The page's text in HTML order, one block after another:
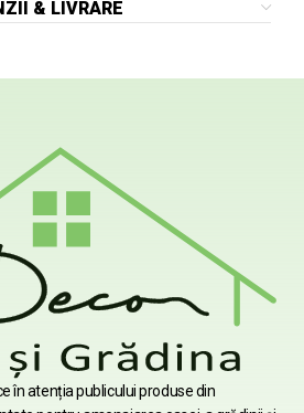
& LIVRARE
în atenția publicului produse din